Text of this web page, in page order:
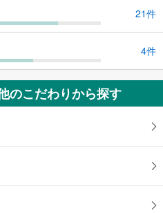
21件
4件
のこだわりから探す